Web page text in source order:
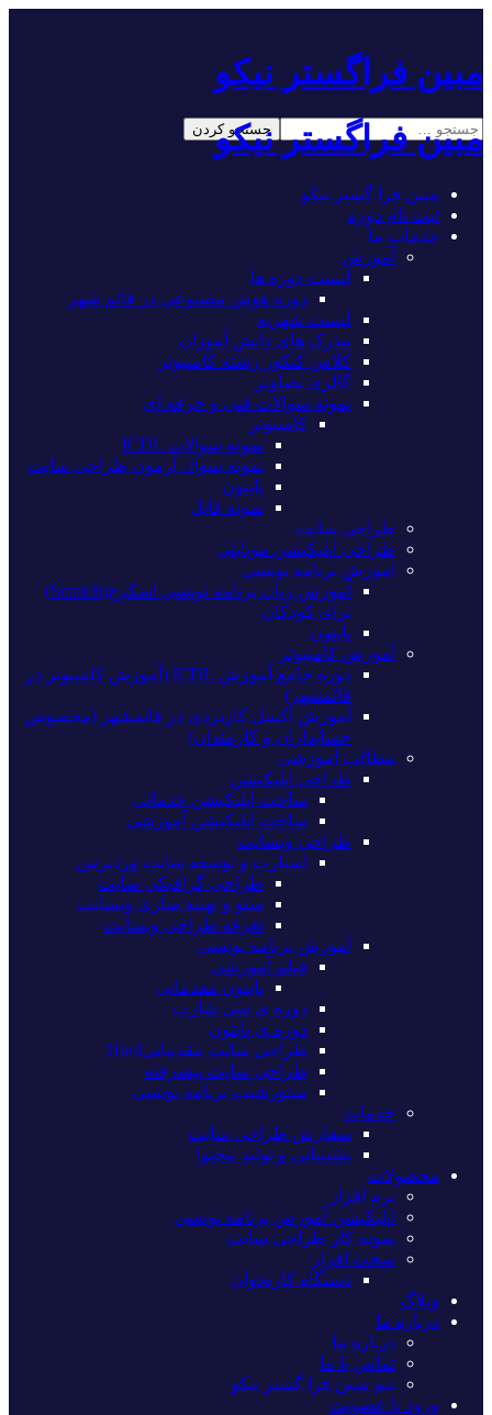
فراگستر نیکو
فراگستر نیکو
مبین فرا گستر نیکو
ثبت نام دوره
خدمات ما
آموزش
لیست دوره ها
دوره هوش مصنوعی در قائم شهر
لیست شهریه
مدرک های دانش آموزان
کلاس کنکور رشته کامپیوتر
گالری تصاویر
نمونه سوالات فنی و حرفه ای
کامپیوتر
نمونه سوالات ICDL
نمونه سوال آزمون طراحی سایت
پایتون
نمونه فایل
طراحی سایت
طراحی اپلیکیشن موبایلی
اموزش برنامه نویسی
آموزش زبان برنامه نویسی اسکرچ(Scratch)
برای کودکان
پایتون
آموزش کامپیوتر
دوره جامع آموزش ICDL (آموزش کامپیوتر در
قائمشهر)
آموزش اکسل کاربردی در قائمشهر (مخصوص
حسابداران و کارمندان)
مطالب آموزشی
طراحی اپلیکیشن
ساخت اپلیکیشن خدماتی
ساخت اپلیکیشن آموزشی
طراحی وبسایت
استارت و توسعه سایت وردپرس
طراحی گرافیکی سایت
سئو و بهینه سازی وبسایت
تعرفه طراحی وبسایت
آموزش برنامه نویسی
فیلم آموزشی
پایتون مقدماتی
دوره ی سی شارپ
دوره ی پایتون
طراحی سایت مقدماتیHtml
طراحی سایت پیشرفته
منتورشیپ برنامه نویسی
خدمات
سفارش طراحی سایت
پشتیبانی و تولید محتوا
محصولات
نرم افزار
اپلیکیشن آموزش برنامه نویسی
نمونه کار طراحی سایت
سخت افزار
دستگاه کارتخوان
وبلاگ
درباره ما
درباره ما
تماس با ما
تیم مبین فرا گستر نیکو
ورود یا عضویت